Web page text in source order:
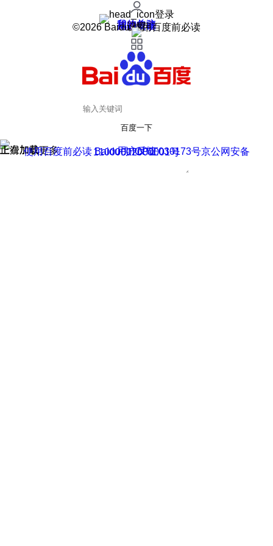
登录
我的关注
我的收藏
皮肤中心
用户反馈
设置
©2026 Baidu 使用百度前必读
百度一下
正在加载
上滑加载更多 用户反馈
使用百度前必读 Baidu 京ICP证030173号
京公网安备11000002000001号